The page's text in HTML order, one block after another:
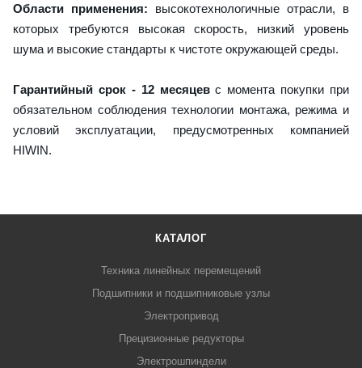
Области применения: высокотехнологичные отрасли, в
которых требуются высокая скорость, низкий уровень
шума и высокие стандарты к чистоте окружающей среды.
Гарантийный срок - 12 месяцевс момента покупки при
обязательном соблюдения технологии монтажа, режима и
условий эксплуатации, предусмотренных компанией
HIWIN.
КАТАЛОГ
Техника линейных перемещений
Подшипники и подшипниковые узлы
Электропривод
Прецизионные редукторы
Электрошпиндели